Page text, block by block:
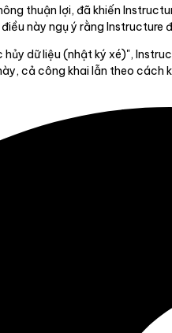
thuận lợi, đã khiến
này ngụ ý rằng
dữ liệu (nhật ký xé)",
cả công khai lẫn theo cách